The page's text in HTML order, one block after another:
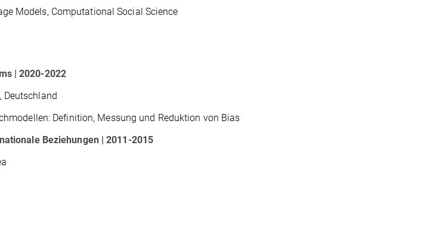
Models, Computational Social Science
| 2020-2022
Deutschland
Definition, Messung und Reduktion von Bias
Beziehungen | 2011-2015